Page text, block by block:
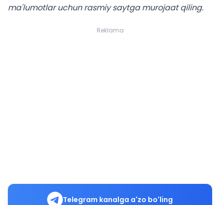
ma'lumotlar uchunrasmiy saytgamurojaat qiling.
Reklama
Telegram kanalga a'zo bo'ling